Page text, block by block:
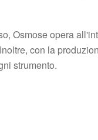
Osmose opera
con la
strumento.